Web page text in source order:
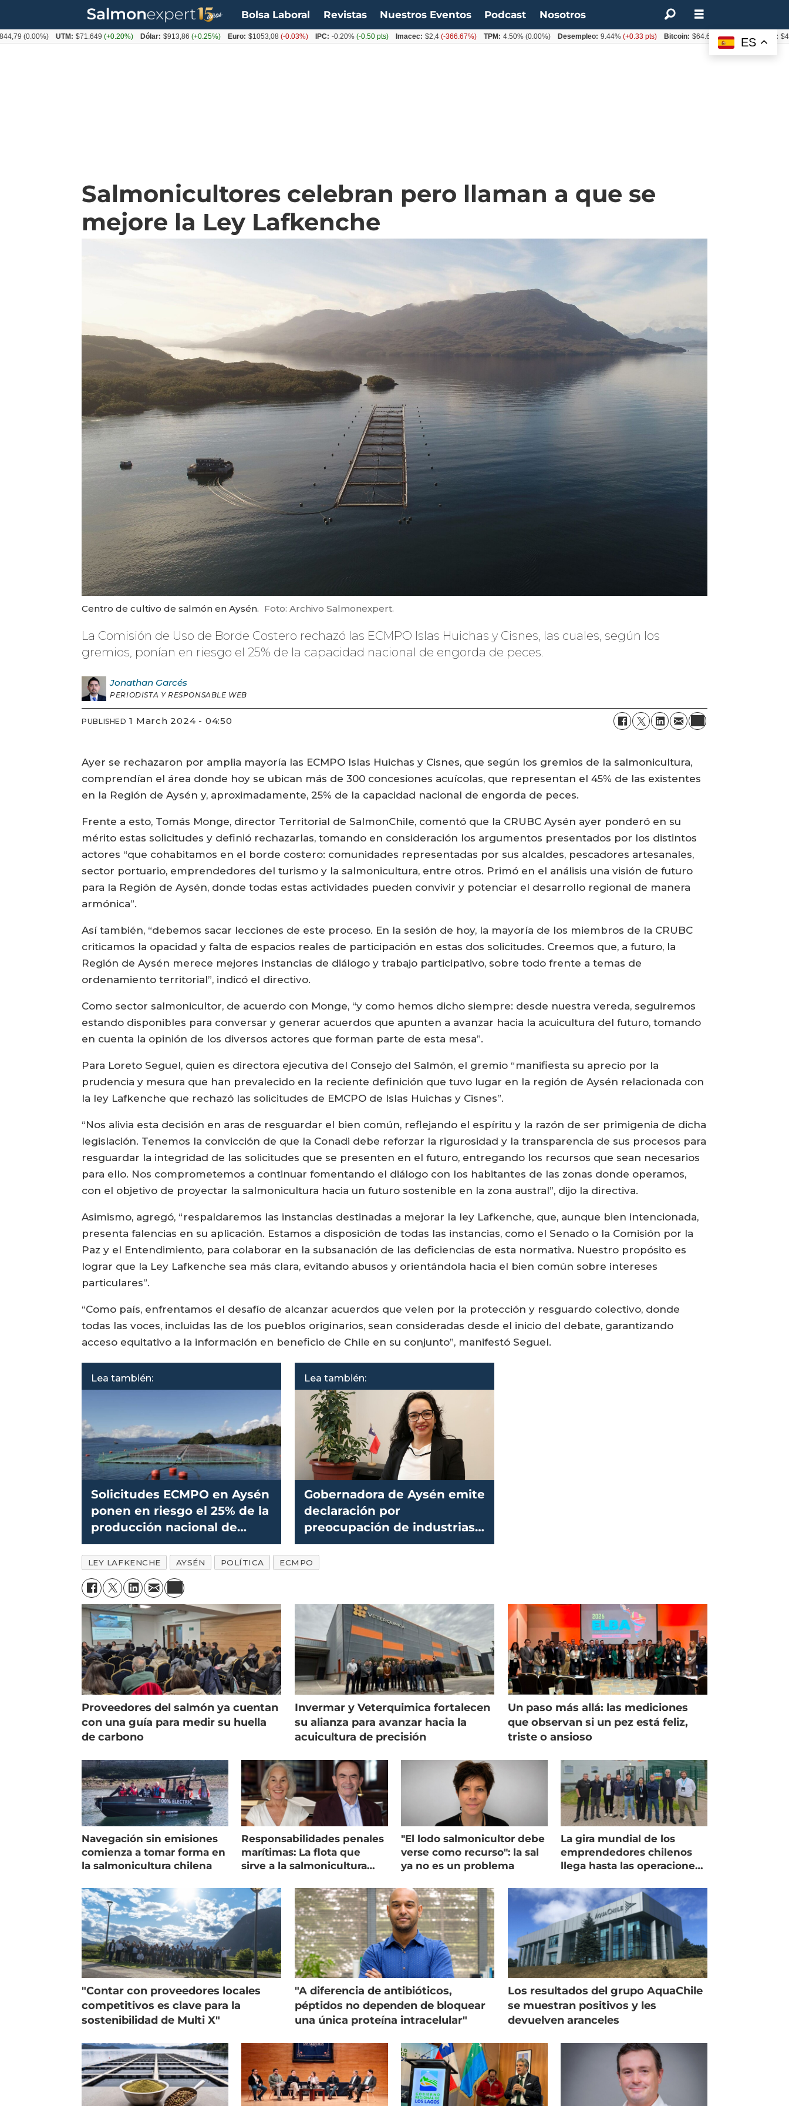
Bolsa Laboral Revistas Nuestros Eventos Podcast Nosotros
Salmonicultores celebran pero llaman a que se
mejore la Ley Lafkenche
Centro de cultivo de salmón en Aysén. Foto: Archivo Salmonexpert.
La Comisión de Uso de Borde Costero rechazó las ECMPO Islas Huichas y Cisnes, las cuales, según los
gremios, ponían en riesgo el 25% de la capacidad nacional de engorda de peces.
Jonathan Garcés
PERIODISTA Y RESPONSABLE WEB
PUBLISHED 1 March 2024 - 04:50
Ayer se rechazaron por amplia mayoría las ECMPO Islas Huichas y Cisnes, que según los gremios de la salmonicultura,
comprendían el área donde hoy se ubican más de 300 concesiones acuícolas, que representan el 45% de las existentes
en la Región de Aysén y, aproximadamente, 25% de la capacidad nacional de engorda de peces.
Frente a esto, Tomás Monge, director Territorial de SalmonChile, comentó que la CRUBC Aysén ayer ponderó en su
mérito estas solicitudes y definió rechazarlas, tomando en consideración los argumentos presentados por los distintos
actores “que cohabitamos en el borde costero: comunidades representadas por sus alcaldes, pescadores artesanales,
sector portuario, emprendedores del turismo y la salmonicultura, entre otros. Primó en el análisis una visión de futuro
para la Región de Aysén, donde todas estas actividades pueden convivir y potenciar el desarrollo regional de manera
armónica”.
Así también, “debemos sacar lecciones de este proceso. En la sesión de hoy, la mayoría de los miembros de la CRUBC
criticamos la opacidad y falta de espacios reales de participación en estas dos solicitudes. Creemos que, a futuro, la
Región de Aysén merece mejores instancias de diálogo y trabajo participativo, sobre todo frente a temas de
ordenamiento territorial”, indicó el directivo.
Como sector salmonicultor, de acuerdo con Monge, “y como hemos dicho siempre: desde nuestra vereda, seguiremos
estando disponibles para conversar y generar acuerdos que apunten a avanzar hacia la acuicultura del futuro, tomando
en cuenta la opinión de los diversos actores que forman parte de esta mesa”.
Para Loreto Seguel, quien es directora ejecutiva del Consejo del Salmón, el gremio “manifiesta su aprecio por la
prudencia y mesura que han prevalecido en la reciente definición que tuvo lugar en la región de Aysén relacionada con
la ley Lafkenche que rechazó las solicitudes de EMCPO de Islas Huichas y Cisnes”.
“Nos alivia esta decisión en aras de resguardar el bien común, reflejando el espíritu y la razón de ser primigenia de dicha
legislación. Tenemos la convicción de que la Conadi debe reforzar la rigurosidad y la transparencia de sus procesos para
resguardar la integridad de las solicitudes que se presenten en el futuro, entregando los recursos que sean necesarios
para ello. Nos comprometemos a continuar fomentando el diálogo con los habitantes de las zonas donde operamos,
con el objetivo de proyectar la salmonicultura hacia un futuro sostenible en la zona austral”, dijo la directiva.
Asimismo, agregó, “respaldaremos las instancias destinadas a mejorar la ley Lafkenche, que, aunque bien intencionada,
presenta falencias en su aplicación. Estamos a disposición de todas las instancias, como el Senado o la Comisión por la
Paz y el Entendimiento, para colaborar en la subsanación de las deficiencias de esta normativa. Nuestro propósito es
lograr que la Ley Lafkenche sea más clara, evitando abusos y orientándola hacia el bien común sobre intereses
particulares”.
“Como país, enfrentamos el desafío de alcanzar acuerdos que velen por la protección y resguardo colectivo, donde
todas las voces, incluidas las de los pueblos originarios, sean consideradas desde el inicio del debate, garantizando
acceso equitativo a la información en beneficio de Chile en su conjunto”, manifestó Seguel.
Lea también:
Solicitudes ECMPO en Aysén
ponen en riesgo el 25% de la
producción nacional de
salmón
Lea también:
Gobernadora de Aysén emite
declaración por
preocupación de industrias
como el salmón
LEY LAFKENCHE AYSÉN POLÍTICA ECMPO
Proveedores del salmón ya cuentan
con una guía para medir su huella
de carbono
Invermar y Veterquimica fortalecen
su alianza para avanzar hacia la
acuicultura de precisión
Un paso más allá: las mediciones
que observan si un pez está feliz,
triste o ansioso
Navegación sin emisiones
comienza a tomar forma en
la salmonicultura chilena
Responsabilidades penales
marítimas: La flota que
sirve a la salmonicultura
"El lodo salmonicultor debe
verse como recurso": la sal
ya no es un problema
La gira mundial de los
emprendedores chilenos
llega hasta las operaciones
"Contar con proveedores locales
competitivos es clave para la
sostenibilidad de Multi X"
"A diferencia de antibióticos,
péptidos no dependen de bloquear
una única proteína intracelular"
Los resultados del grupo AquaChile
se muestran positivos y les
devuelven aranceles
ES
UTM: $71.649(+0.20%) Dólar: $913,86(+0.25%) Euro: $1053,08 (-0.03%) IPC: -0.20% (-0.50 pts) Imacec: $2,4(-366.67%) TPM: 4.50%(0.00%) Desempleo: 9.44%(+0.33 pts) Bitcoin: $64.600,08 (+2.93%)